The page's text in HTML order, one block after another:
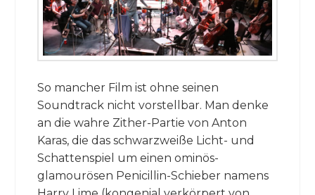
So mancher Film ist ohne seinen
Soundtrack nicht vorstellbar. Man denke
an die wahre Zither-Partie von Anton
Karas, die das schwarzweiße Licht- und
Schattenspiel um einen ominös-
glamourösen Penicillin-Schieber namens